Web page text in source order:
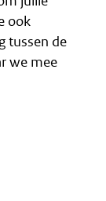
ook
tussen de
we mee